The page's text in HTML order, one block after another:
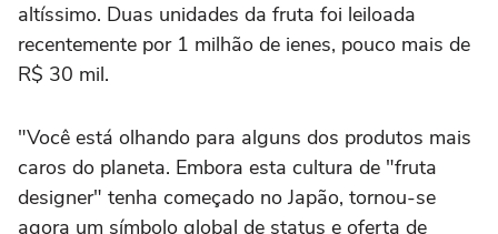
altíssimo. Duas unidades da fruta foi leiloada
recentemente por 1 milhão de ienes, pouco mais de
R$ 30 mil.
"Você está olhando para alguns dos produtos mais
caros do planeta. Embora esta cultura de "fruta
designer" tenha começado no Japão, tornou-se
agora um símbolo global de status e oferta de